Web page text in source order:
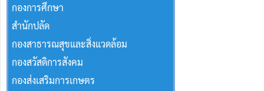
กองการศึกษา
สำนักปลัด
กองสาธารณสุขและสิ่งแวดล้อม
กองสวัสดิการสังคม
กองส่งเสริมการเกษตร